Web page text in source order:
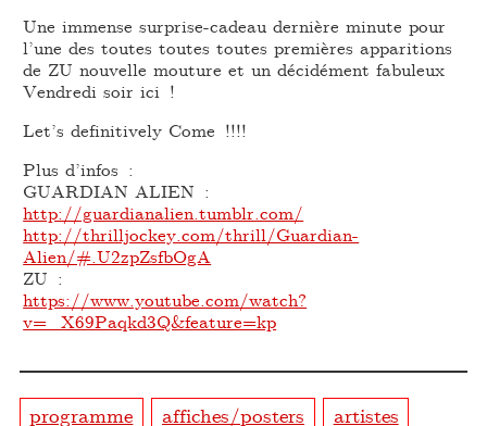
Une immense surprise-cadeau dernière minute pour
l’une des toutes toutes toutes premières apparitions
de ZU nouvelle mouture et un décidément fabuleux
Vendredi soir ici !
Let’s definitively Come !!!!
Plus d’infos :
GUARDIAN ALIEN :
http://guardianalien.tumblr.com/
http://thrilljockey.com/thrill/Guardian-
Alien/#.U2zpZsfbOgA
ZU :
https://www.youtube.com/watch?
v=_X69Paqkd3Q&feature=kp
programme affiches/posters artistes